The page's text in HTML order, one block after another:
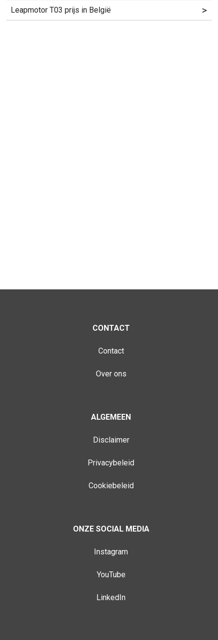
Leapmotor T03 prijs in België >
CONTACT
Contact
Over ons
ALGEMEEN
Disclaimer
Privacybeleid
Cookiebeleid
ONZE SOCIAL MEDIA
Instagram
YouTube
LinkedIn